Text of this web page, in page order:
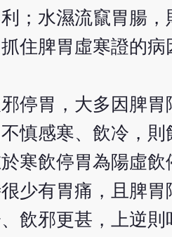
；水濕流竄胃腸
住脾胃虛寒證的
停胃，大多因脾
慎感寒、飲冷，
寒飲停胃為陽虛
少有胃痛，且脾
飲邪更甚，上逆